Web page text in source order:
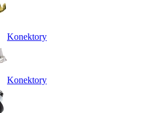
Konektory
Konektory